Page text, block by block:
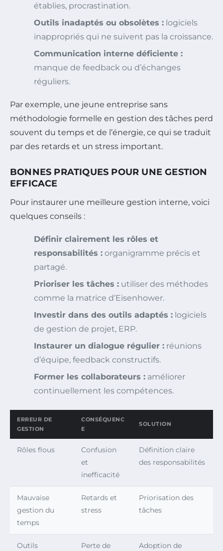
établies, procrastination.
Outils inadaptés ou obsolètes : logiciels
inappropriés qui ne suivent pas la croissance.
Communication interne déficiente :
manque de feedback ou d’échanges
réguliers.
Par exemple, une jeune entreprise sans
méthodologie formelle en gestion des tâches perd
souvent du temps et de l’énergie, ce qui se traduit
par des retards et un stress important.
BONNES PRATIQUES POUR UNE GESTION
EFFICACE
Pour instaurer une meilleure gestion interne, voici
quelques conseils :
Définir clairement les rôles et
responsabilités : organigramme précis et
partagé.
Prioriser les tâches : utiliser des méthodes
comme la matrice d’Eisenhower.
Investir dans des outils adaptés : logiciels
de gestion de projet, ERP.
Instaurer un dialogue régulier : réunions
d’équipe, feedback constructifs.
Former les collaborateurs : améliorer
continuellement les compétences.
ERREUR DE
GESTION
CONSÉQUENC
E
SOLUTION
Rôles flous
Confusion
et
inefficacité
Définition claire
des responsabilités
Mauvaise
gestion du
temps
Retards et
stress
Priorisation des
tâches
Outils Perte de Adoption de